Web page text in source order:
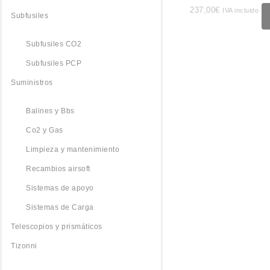
237,00€ IVA incluido
Subfusiles
Subfusiles CO2
Subfusiles PCP
Suministros
Balines y Bbs
Co2 y Gas
Limpieza y mantenimiento
Recambios airsoft
Sistemas de apoyo
Sistemas de Carga
Telescopios y prismáticos
Tizonni